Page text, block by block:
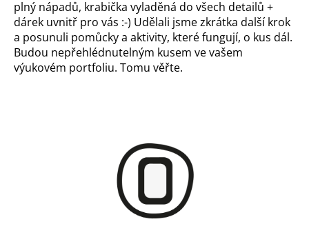
plný nápadů, krabička vyladěná do všech detailů +
dárek uvnitř pro vás :-) Udělali jsme zkrátka další krok
a posunuli pomůcky a aktivity, které fungují, o kus dál.
Budou nepřehlédnutelným kusem ve vašem
výukovém portfoliu. Tomu věřte.
a
j
í
t